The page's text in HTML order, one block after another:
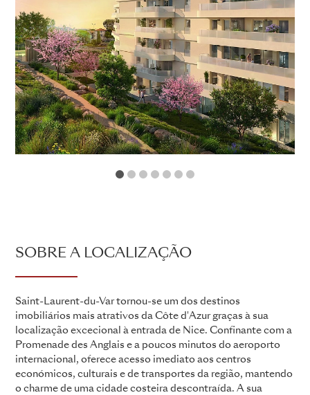
1 2 3 4
SOBRE A LOCALIZAÇÃO
Saint-Laurent-du-Var tornou-se um dos destinos
imobiliários mais atrativos da Côte d'Azur graças à sua
localização excecional à entrada de Nice. Confinante com a
Promenade des Anglais e a poucos minutos do aeroporto
internacional, oferece acesso imediato aos centros
económicos, culturais e de transportes da região, mantendo
o charme de uma cidade costeira descontraída. A sua